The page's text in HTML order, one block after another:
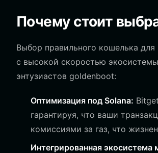
Почему стоит
Выбор правильного кошелька
с высокой скоростью
энтузиастов goldenboot:
Оптимизация под Solana:
гарантируя, что ваши
комиссиями за газ, что
Интегрированная экосистема